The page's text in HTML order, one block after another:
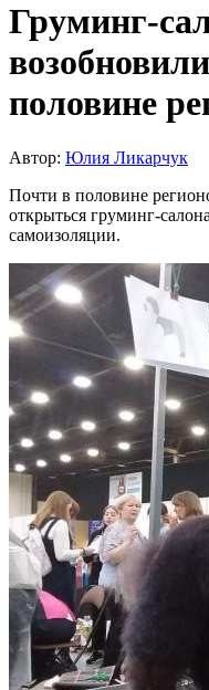
Груминг-
половине
Автор: Юлия Ликарчук
Почти в половине
открыться груминг-
самоизоляции.